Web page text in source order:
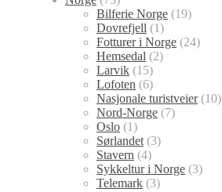
Bilferie Norge (19)
Dovrefjell (1)
Fotturer i Norge (24)
Hemsedal (2)
Larvik (15)
Lofoten (6)
Nasjonale turistveier(10)
Nord-Norge (7)
Oslo (1)
Sørlandet (3)
Stavern (4)
Sykkeltur i Norge (3)
Telemark (3)